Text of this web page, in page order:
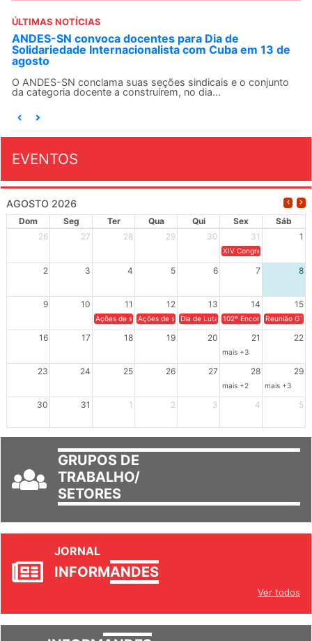
ÚLTIMAS NOTÍCIAS
ANDES-SN convoca docentes para Dia de
Solidariedade Internacionalista com Cuba em 13 de
agosto
O ANDES-SN conclama suas seções sindicais e o conjunto
da categoria docente a construírem, no dia...
EVENTOS
AGOSTO 2026
Dom Seg Ter Qua Qui Sex
Sáb
26
27 28 29 30 31 1
XIV Congresso Brasileiro
2 3 4 5 6 7 8
9 10 11 12 13 14 15
Ações de solidariedade a Cuba no Rio Grande do Sul - 100
Ações de solidariedade a Cuba no Rio Grande do
Dia de Luta em Defesa de Cuba e da
102º Encontro da
Reunião
16 17 18 19 20 21 22
mais +3
23 24 25 26 27 28 29
mais +2 mais +3
30 31 1 2 3 4 5
GRUPOS DE
TRABALHO/
SETORES
JORNAL
INFORMANDES
Ver todos